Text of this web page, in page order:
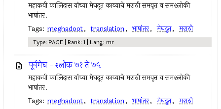
महाकवी कालिदास यांच्या मेघदूत काव्याचे मराठी समवृत्त व समश्लोकी
भाषांतर.
Tags: meghadoot, translation, भाषांतर, मेघदूत, मराठी
Type: PAGE | Rank: 1 | Lang: mr
पूर्वमेघ - श्लोक ७१ ते ७५
महाकवी कालिदास यांच्या मेघदूत काव्याचे मराठी समवृत्त व समश्लोकी
भाषांतर.
Tags: meghadoot, translation, भाषांतर, मेघदूत, मराठी